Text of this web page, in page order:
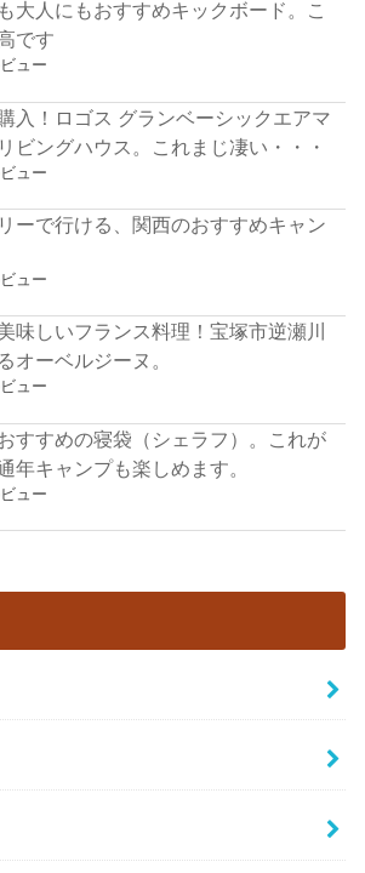
大人にもおすすめキックボード。こ
です
ュー
入！ロゴス グランベーシックエアマ
ビングハウス。これまじ凄い・・・
ュー
ーで行ける、関西のおすすめキャン
ュー
味しいフランス料理！宝塚市逆瀬川
オーベルジーヌ。
ュー
すすめの寝袋（シェラフ）。これが
年キャンプも楽しめます。
ュー